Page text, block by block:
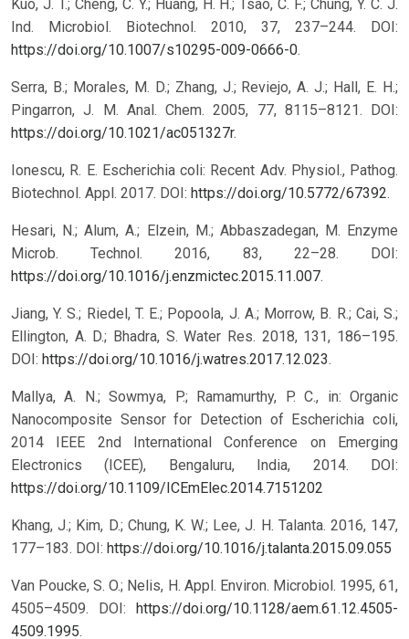
Kuo, J. T.; Cheng, C. Y.; Huang, H. H.; Tsao, C. F.; Chung, Y. C. J.
Ind. Microbiol. Biotechnol. 2010, 37, 237–244. DOI:
https://doi.org/10.1007/s10295-009-0666-0.
Serra, B.; Morales, M. D.; Zhang, J.; Reviejo, A. J.; Hall, E. H.;
Pingarron, J. M. Anal. Chem. 2005, 77, 8115–8121. DOI:
https://doi.org/10.1021/ac051327r.
Ionescu, R. E. Escherichia coli: Recent Adv. Physiol., Pathog.
Biotechnol. Appl. 2017. DOI: https://doi.org/10.5772/67392.
Hesari, N.; Alum, A.; Elzein, M.; Abbaszadegan, M. Enzyme
Microb. Technol. 2016, 83, 22–28. DOI:
https://doi.org/10.1016/j.enzmictec.2015.11.007.
Jiang, Y. S.; Riedel, T. E.; Popoola, J. A.; Morrow, B. R.; Cai, S.;
Ellington, A. D.; Bhadra, S. Water Res. 2018, 131, 186–195.
DOI: https://doi.org/10.1016/j.watres.2017.12.023.
Mallya, A. N.; Sowmya, P.; Ramamurthy, P. C., in: Organic
Nanocomposite Sensor for Detection of Escherichia coli,
2014 IEEE 2nd International Conference on Emerging
Electronics (ICEE), Bengaluru, India, 2014.
DOI:
https://doi.org/10.1109/ICEmElec.2014.7151202
Khang, J.; Kim, D.; Chung, K. W.; Lee, J. H. Talanta. 2016, 147,
177–183. DOI: https://doi.org/10.1016/j.talanta.2015.09.055
Van Poucke, S. O.; Nelis, H. Appl. Environ. Microbiol. 1995, 61,
4505–4509. DOI:
https://doi.org/10.1128/aem.61.12.4505-
4509.1995.